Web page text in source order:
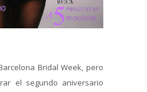
Bridal Week, pero
el segundo aniversario